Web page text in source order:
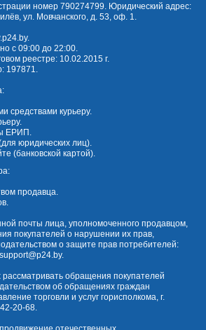
номер 790274799. Юридический адрес:
ул. Мовчанского, д. 53, оф. 1.
.
с 09:00 до 22:00.
реестре: 10.02.2015 г.
197871.
средствами курьеру.
ЕРИП.
юридических лиц).
(банковской картой).
продавца.
почты лица, уполномоченного продавцом,
покупателей о нарушении их прав,
о защите прав потребителей:
support@p24.by.
обращения покупателей
об обращениях граждан
торговли и услуг горисполкома, г.
20-68.